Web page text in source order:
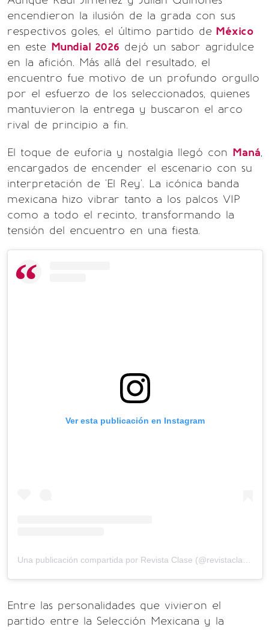
encendieron la ilusión de la grada con sus
respectivos goles, el último partido de México
en este Mundial 2026 dejó un sabor agridulce
en la afición. Más allá del resultado, el
encuentro fue motivo de un profundo orgullo
por el esfuerzo de los seleccionados, quienes
mantuvieron la entrega y buscaron el arco
rival de principio a fin.
El toque de euforia y nostalgia llegó con Maná,
encargados de encender el escenario con su
interpretación de 'El Rey'. La icónica banda
mexicana hizo vibrar tanto a los palcos VIP
como a todo el recinto, transformando la
tensión del encuentro en una fiesta.
Ver esta publicación en Instagram
Una publicación compartida por Revista Clase (@revistaclase)
Entre las personalidades que vivieron el
partido entre la Selección Mexicana y la